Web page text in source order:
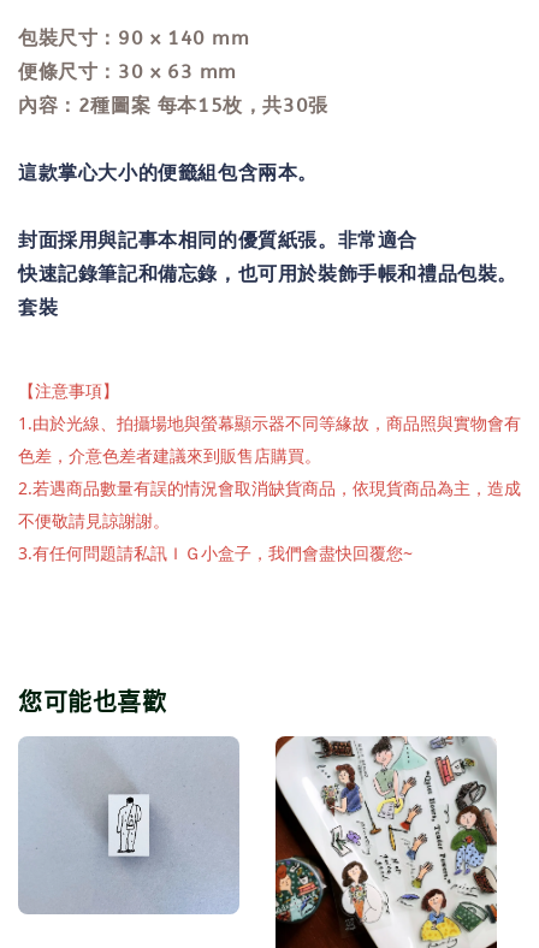
包裝尺寸：90 x 140 mm
便條尺寸：30 x 63 mm
內容：2種圖案 每本15枚，共30張
這款掌心大小的便籤組包含兩本。
封面採用與記事本相同的優質紙張。非常適合
快速記錄筆記和備忘錄，也可用於裝飾手帳和禮品包裝。
套裝
【注意事項】
1.由於光線、拍攝場地與螢幕顯示器不同等緣故，商品照與實物會有
色差，介意色差者建議來到販售店購買。
2.若遇商品數量有誤的情況會取消缺貨商品，依現貨商品為主，造成
不便敬請見諒謝謝。
3.有任何問題請私訊ＩＧ小盒子，我們會盡快回覆您~
您可能也喜歡